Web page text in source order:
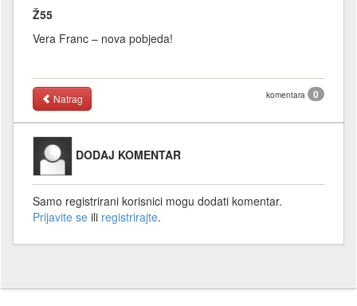
Ž55
Vera Franc – nova pobjeda!
Natrag komentara 0
DODAJ KOMENTAR
Samo registrirani korisnici mogu dodati komentar.
Prijavite se ili registrirajte.